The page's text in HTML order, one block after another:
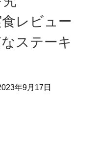
食レビュー
ステーキ
年9月17日